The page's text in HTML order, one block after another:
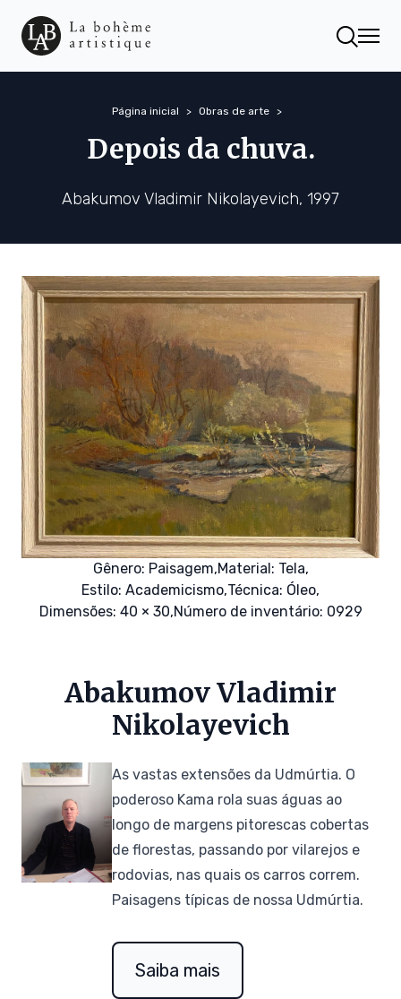
Página inicial Obras de arte
Depois da chuva.
Abakumov Vladimir Nikolayevich, 1997
Gênero: Paisagem,Material: Tela,
Estilo: Academicismo,Técnica: Óleo,
Dimensões: 40 × 30,Número de inventário: 0929
Abakumov Vladimir
Nikolayevich
As vastas extensões da Udmúrtia. O
poderoso Kama rola suas águas ao
longo de margens pitorescas cobertas
de florestas, passando por vilarejos e
rodovias, nas quais os carros correm.
Paisagens típicas de nossa Udmúrtia.
Saiba mais